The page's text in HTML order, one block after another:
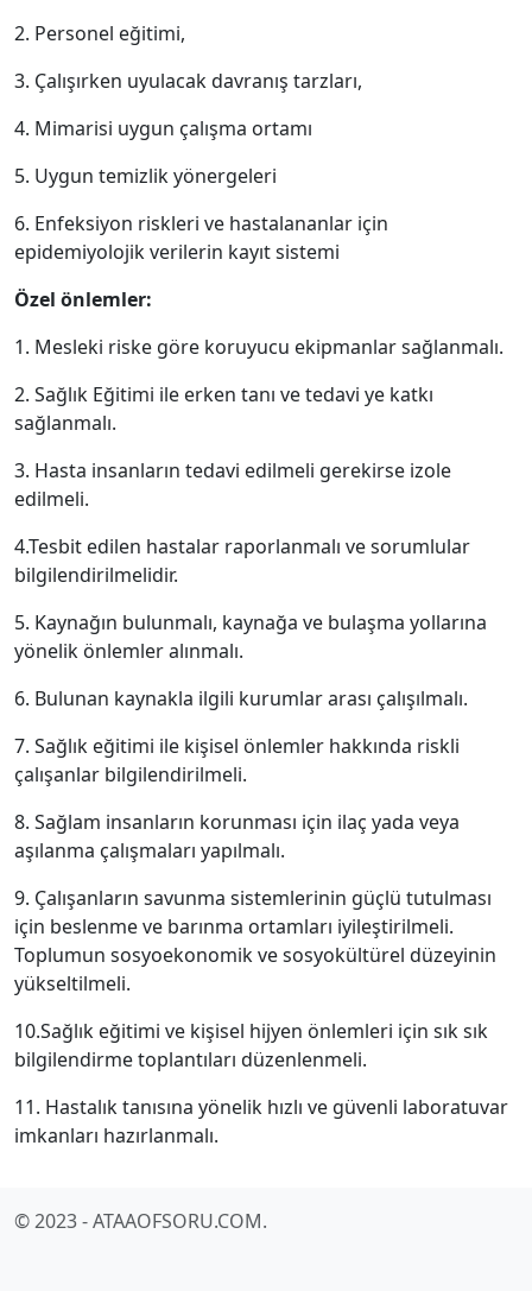
2. Personel eğitimi,
3. Çalışırken uyulacak davranış tarzları,
4. Mimarisi uygun çalışma ortamı
5. Uygun temizlik yönergeleri
6. Enfeksiyon riskleri ve hastalananlar için
epidemiyolojik verilerin kayıt sistemi
Özel önlemler:
1. Mesleki riske göre koruyucu ekipmanlar sağlanmalı.
2. Sağlık Eğitimi ile erken tanı ve tedavi ye katkı
sağlanmalı.
3. Hasta insanların tedavi edilmeli gerekirse izole
edilmeli.
4.Tesbit edilen hastalar raporlanmalı ve sorumlular
bilgilendirilmelidir.
5. Kaynağın bulunmalı, kaynağa ve bulaşma yollarına
yönelik önlemler alınmalı.
6. Bulunan kaynakla ilgili kurumlar arası çalışılmalı.
7. Sağlık eğitimi ile kişisel önlemler hakkında riskli
çalışanlar bilgilendirilmeli.
8. Sağlam insanların korunması için ilaç yada veya
aşılanma çalışmaları yapılmalı.
9. Çalışanların savunma sistemlerinin güçlü tutulması
için beslenme ve barınma ortamları iyileştirilmeli.
Toplumun sosyoekonomik ve sosyokültürel düzeyinin
yükseltilmeli.
10.Sağlık eğitimi ve kişisel hijyen önlemleri için sık sık
bilgilendirme toplantıları düzenlenmeli.
11. Hastalık tanısına yönelik hızlı ve güvenli laboratuvar
imkanları hazırlanmalı.
© 2023 - ATAAOFSORU.COM.